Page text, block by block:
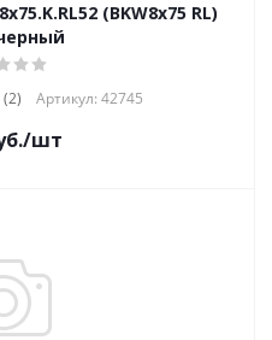
(BKW8x75 RL)
Артикул: 42745
/шт